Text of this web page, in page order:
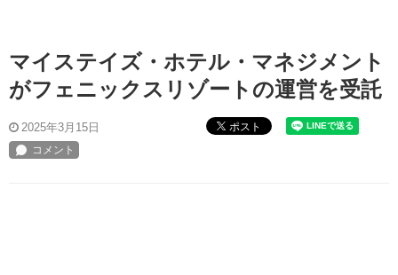
マイステイズ・ホテル・マネジメント
がフェニックスリゾートの運営を受託
2025年3月15日 ポスト